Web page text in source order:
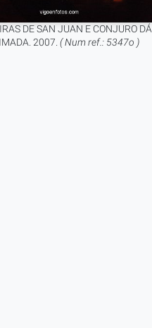
DE SAN JUAN E CONJURO DÁ
2007.( Num ref.: 5347o )